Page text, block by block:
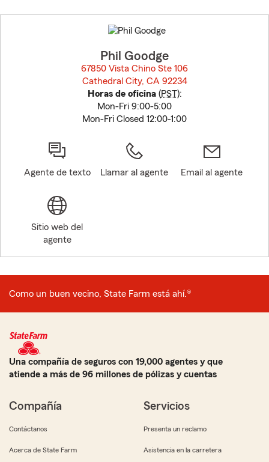
to
before
Phil Goodge
67850 Vista Chino Ste 106
Cathedral City, CA 92234
Horas de oficina(PST):
Mon-Fri 9:00-5:00
Mon-Fri Closed 12:00-1:00
Agente de texto Llamar al agente Email al agente
Sitio web del
agente
Como un buen vecino, State Farm está ahí.®
Una compañía de seguros con 19,000 agentes y que
atiende a más de 96 millones de pólizas y cuentas
Compañía
Contáctanos
Acerca de State Farm
Servicios
Presenta un reclamo
Asistencia en la carretera